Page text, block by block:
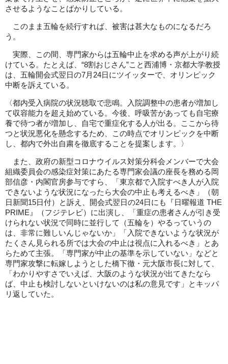
させるようなことばかりしている。
このまま五輪を続行すれば、被害は甚大なものになるだろ
う。
実際、この間、専門家からは五輪中止を求める声が上がり続
けている。たとえば、“8割おじさん”こと西浦博・京都大学教授
は、五輪開会式翌日の7月24日にツイッターで、オリンピック
中断を訴えている。
〈都内受入病院の状況聴取で悲鳴。入院調整中の患者が増加し
て収容能力を超え始めている。今後、呼吸苦があっても自宅療
養で待つ者が増加し、自宅で重症化する人が出る。ここから待
つと状況悪化を懸念するため、この時点でオリンピックを中断
し、都内で外出自粛を徹底することを提案します。〉
また、政府の新型コロナウイルス対策分科会メンバーで大会
組織委員会の感染症対策にあたる専門家会議の座長を務める岡
部信彦・内閣官房参与ですら、「東京都で入院すべき人が入院
できないような状況になったら大会の中止も考えるべき」（朝
日新聞15日付）と訴え、開会式翌日の24日にも『日曜報道 THE
PRIME』（フジテレビ）に出演し、「重症の患者さんが引き受
けられない状況で同時に並行して（五輪を）やるっていうの
は、非常に難しいんじゃないか」「入院できないような状況が
たくさん見られる所では大会の中止は視点に入れるべき」とあ
らためて主張。「専門家が中止の基準を示していない」などと
専門家攻撃に転嫁しようとした橋下徹・元大阪市長に対して、
「わかりやすさでいえば、大阪のような状況が出てきたなら
ば、中止も検討しないといけないのは私の意見です」とキッパ
リ返していた。